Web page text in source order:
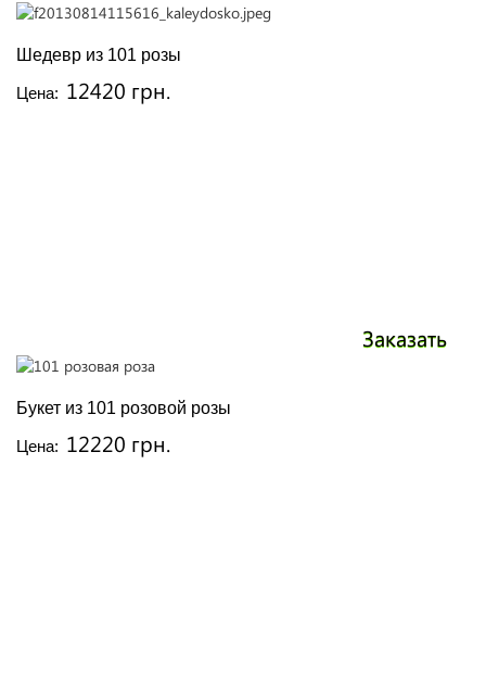
Шедевр из 101 розы
Цена: 12420 грн.
Заказать
Букет из 101 розовой розы
Цена: 12220 грн.